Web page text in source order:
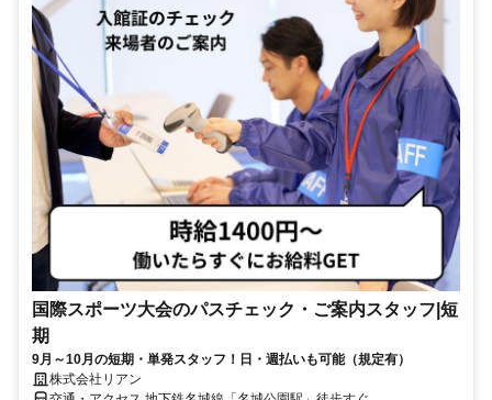
国際スポーツ大会のパスチェック・ご案内スタッフ|短
期
9月～10月の短期・単発スタッフ！日・週払いも可能（規定有）
株式会社リアン